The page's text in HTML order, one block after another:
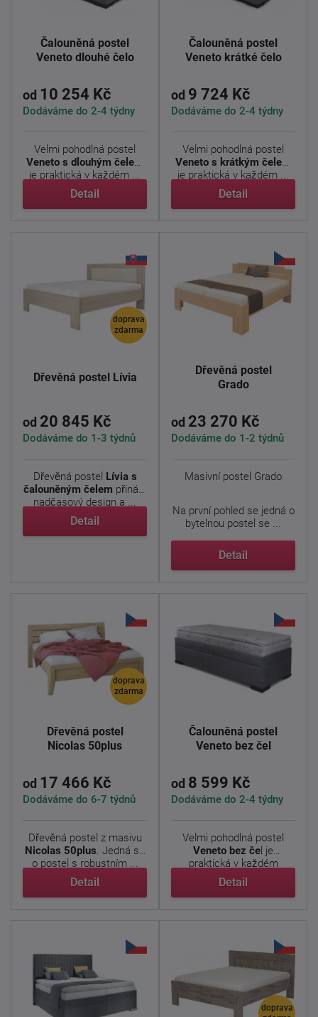
Čalouněná postel
Veneto dlouhé čelo
od 10 254 Kč
Dodáváme do 2-4 týdny
Velmi pohodlná postel
Veneto s dlouhým čelem
je praktická v každém ...
Detail
Čalouněná postel
Veneto krátké čelo
od 9 724 Kč
Dodáváme do 2-4 týdny
Velmi pohodlná postel
Veneto s krátkým čelem
je praktická v každém ...
Detail
doprava
zdarma
Dřevěná postel Lívia
od 20 845 Kč
Dodáváme do 1-3 týdnů
Dřevěná postel Lívia s
čalouněným čelem přináší
nadčasový design a ...
Detail
Dřevěná postel
Grado
od 23 270 Kč
Dodáváme do 1-2 týdnů
Masivní postel Grado
Na první pohled se jedná o
bytelnou postel se ...
Detail
doprava
zdarma
Dřevěná postel
Nicolas 50plus
od 17 466 Kč
Dodáváme do 6-7 týdnů
Dřevěná postel z masivu
Nicolas 50plus. Jedná se
o postel s robustním ...
Detail
Čalouněná postel
Veneto bez čel
od 8 599 Kč
Dodáváme do 2-4 týdny
Velmi pohodlná postel
Veneto bez če l je
praktická v každém
ohledu. ...
Detail
doprava